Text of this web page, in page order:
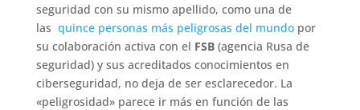
seguridad con su mismo apellido, como una de
las quince personas más peligrosas del mundopor
su colaboración activa con el FSB (agencia Rusa de
seguridad) y sus acreditados conocimientos en
ciberseguridad, no deja de ser esclarecedor. La
«peligrosidad» parece ir más en función de las